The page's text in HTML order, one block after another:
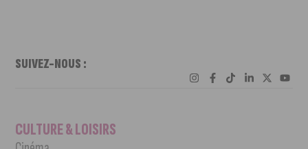
SUIVEZ-NOUS :
CULTURE & LOISIRS